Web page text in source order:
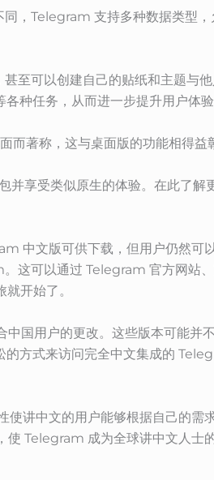
，Telegram 支持多种数据类型，
至可以创建自己的贴纸和主题与
种任务，从而进一步提升用户体验
著称，这与桌面版的功能相得益
并享受类似原生的体验。在此了解
中文版可供下载，但用户仍然可
这可以通过 Telegram 官方网站
开始了。
国用户的更改。这些版本可能并
的方式来访问完全中文集成的
讲中文的用户能够根据自己的需
使 Telegram 成为全球讲中文人士